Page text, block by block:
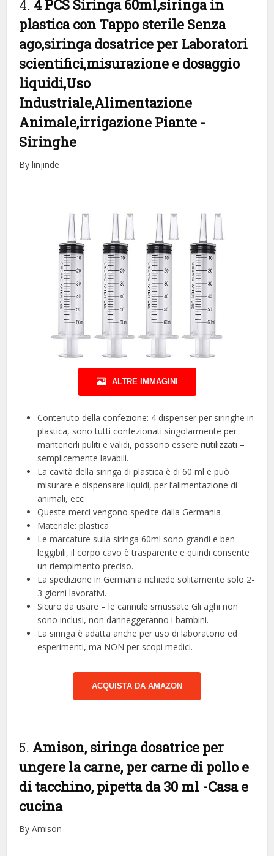
4. 4 PCS Siringa 60ml,siringa in
plastica con Tappo sterile Senza
ago,siringa dosatrice per Laboratori
scientifici,misurazione e dosaggio
liquidi,Uso
Industriale,Alimentazione
Animale,irrigazione Piante -
Siringhe
By linjinde
ALTRE IMMAGINI
Contenuto della confezione: 4 dispenser per siringhe in
plastica, sono tutti confezionati singolarmente per
mantenerli puliti e validi, possono essere riutilizzati –
semplicemente lavabili.
La cavità della siringa di plastica è di 60 ml e può
misurare e dispensare liquidi, per l’alimentazione di
animali, ecc
Queste merci vengono spedite dalla Germania
Materiale: plastica
Le marcature sulla siringa 60ml sono grandi e ben
leggibili, il corpo cavo è trasparente e quindi consente
un riempimento preciso.
La spedizione in Germania richiede solitamente solo 2-
3 giorni lavorativi.
Sicuro da usare – le cannule smussate Gli aghi non
sono inclusi, non danneggeranno i bambini.
La siringa è adatta anche per uso di laboratorio ed
esperimenti, ma NON per scopi medici.
ACQUISTA DA AMAZON
5. Amison, siringa dosatrice per
ungere la carne, per carne di pollo e
di tacchino, pipetta da 30 ml -Casa e
cucina
By Amison